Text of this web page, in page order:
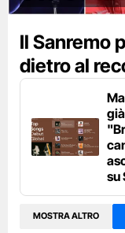
Il Sanremo
dietro al
su
MOSTRA ALTRO